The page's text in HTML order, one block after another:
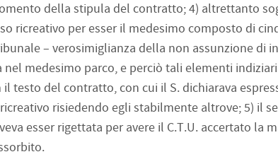
della stipula del contratto; 4) altrettanto
ricreativo per esser il medesimo composto di
– verosimiglianza della non assunzione di
nel medesimo parco, e perciò tali elementi
testo del contratto, con cui il S. dichiarava
risiedendo egli stabilmente altrove; 5) il
esser rigettata per avere il C.T.U. accertato la